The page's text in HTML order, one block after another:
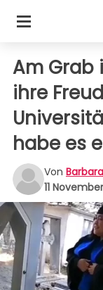
Am Grab
ihre
habe es
Von Barbara
11